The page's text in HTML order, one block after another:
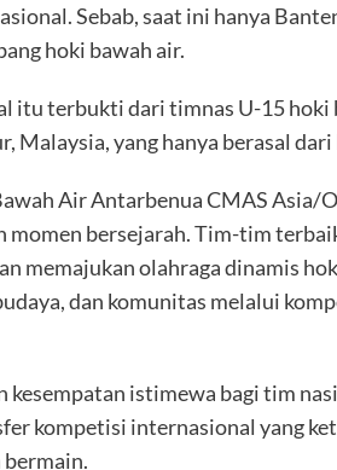
Sebab, saat ini hanya
hoki bawah air.
itu terbukti dari timnas U-15
Malaysia, yang hanya berasal
Air Antarbenua CMAS Asia/
momen bersejarah. Tim-tim
memajukan olahraga dinamis
dan komunitas melalui
kesempatan istimewa bagi tim
kompetisi internasional yang
bermain.